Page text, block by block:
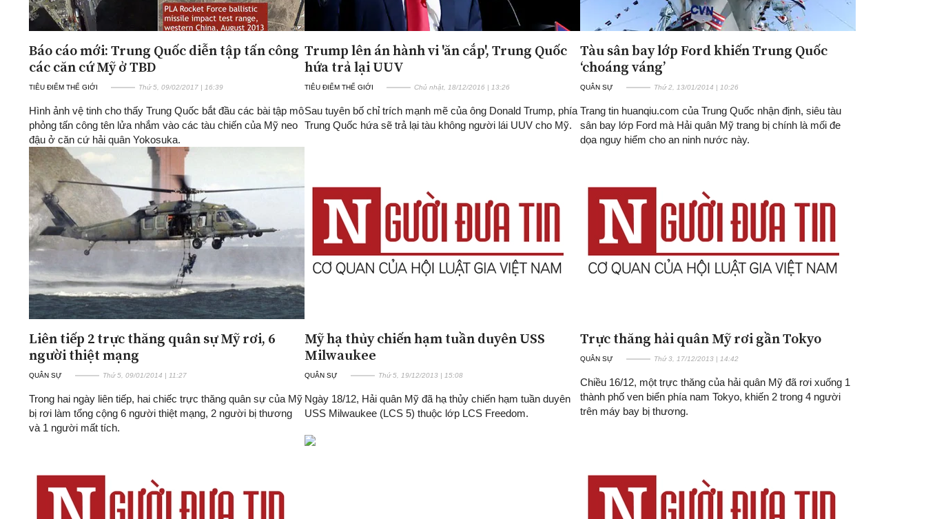
Báo cáo mới: Trung Quốc diễn tập tấn công
các căn cứ Mỹ ở TBD
TIÊU ĐIỂM THẾ GIỚI Thứ 5, 09/02/2017 | 16:39
Hình ảnh vệ tinh cho thấy Trung Quốc bắt đầu các bài tập mô
phỏng tấn công tên lửa nhắm vào các tàu chiến của Mỹ neo
đậu ở căn cứ hải quân Yokosuka.
Trump lên án hành vi 'ăn cắp', Trung Quốc
hứa trả lại UUV
TIÊU ĐIỂM THẾ GIỚI Chủ nhật, 18/12/2016 | 13:26
Sau tuyên bố chỉ trích mạnh mẽ của ông Donald Trump, phía
Trung Quốc hứa sẽ trả lại tàu không người lái UUV cho Mỹ.
Tàu sân bay lớp Ford khiến Trung Quốc
‘choáng váng’
QUÂN SỰ Thứ 2, 13/01/2014 | 10:26
Trang tin huanqiu.com của Trung Quốc nhận định, siêu tàu
sân bay lớp Ford mà Hải quân Mỹ trang bị chính là mối đe
dọa nguy hiểm cho an ninh nước này.
Liên tiếp 2 trực thăng quân sự Mỹ rơi, 6
người thiệt mạng
QUÂN SỰ Thứ 5, 09/01/2014 | 11:27
Trong hai ngày liên tiếp, hai chiếc trực thăng quân sự của Mỹ
bị rơi làm tổng cộng 6 người thiệt mạng, 2 người bị thương
và 1 người mất tích.
Mỹ hạ thủy chiến hạm tuần duyên USS
Milwaukee
QUÂN SỰ Thứ 5, 19/12/2013 | 15:08
Ngày 18/12, Hải quân Mỹ đã hạ thủy chiến hạm tuần duyên
USS Milwaukee (LCS 5) thuộc lớp LCS Freedom.
Trực thăng hải quân Mỹ rơi gần Tokyo
QUÂN SỰ Thứ 3, 17/12/2013 | 14:42
Chiều 16/12, một trực thăng của hải quân Mỹ đã rơi xuống 1
thành phố ven biển phía nam Tokyo, khiến 2 trong 4 người
trên máy bay bị thương.